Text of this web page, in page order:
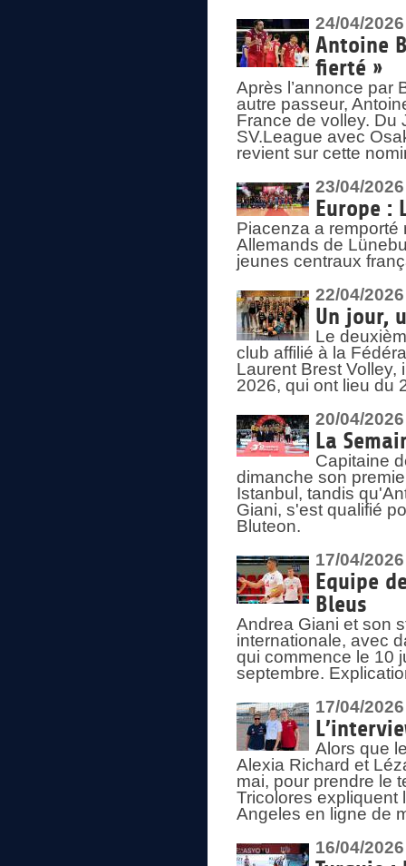
24/04/2026
Antoine
fierté »
Après l’annonce par
autre passeur,
France de volley. Du
SV.League avec
revient sur cette
23/04/2026
Europe :
Piacenza a remporté
Allemands de
jeunes centraux
22/04/2026
Un jour,
Le
club affilié à la
Laurent Brest Volley,
2026, qui ont lieu du
20/04/2026
La
Capitaine
dimanche son
Istanbul, tandis
Giani, s'est qualifié
Bluteon.
17/04/2026
Equipe
Bleus
Andrea Giani et son
internationale, avec
qui commence le 10
septembre.
17/04/2026
Alors que
Alexia Richard et
mai, pour prendre le
Tricolores expliquent
Angeles en ligne de
16/04/2026